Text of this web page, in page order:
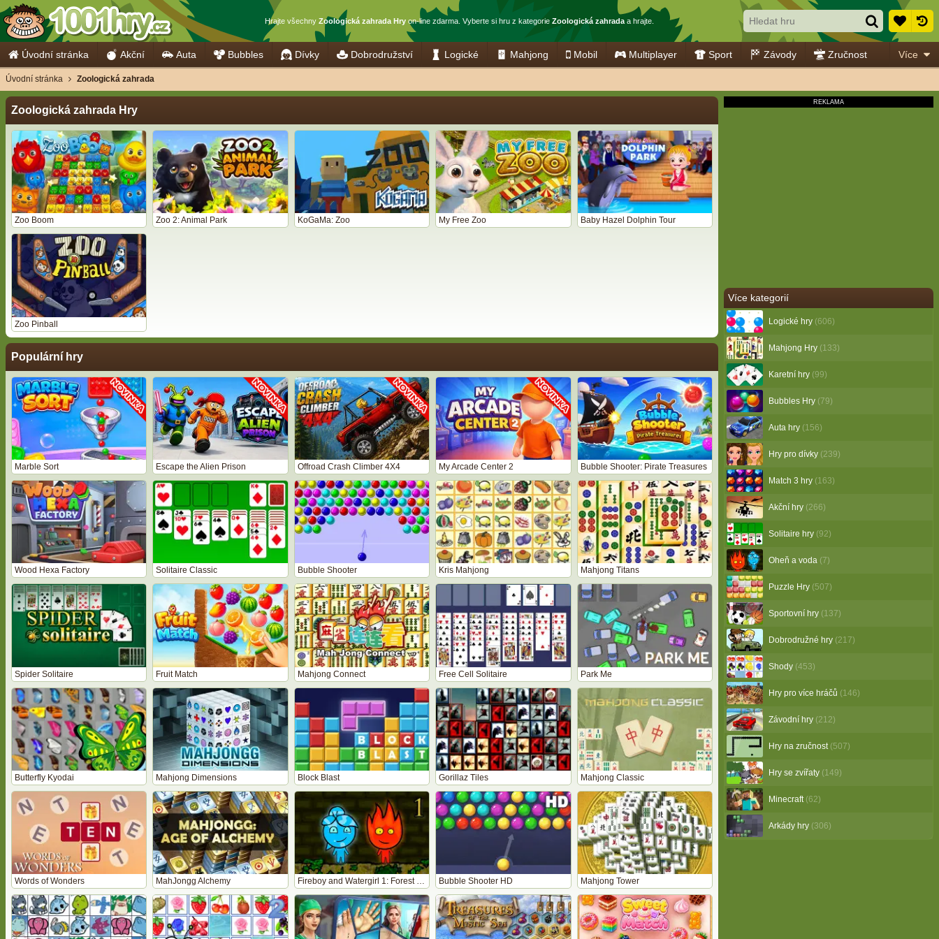
Hrajte všechny Zoologická zahrada Hryon-line zdarma. Vyberte si hru z kategorie Zoologická zahradaa hrajte.
Úvodní stránka Akční Auta Bubbles Dívky Dobrodružství Logické Mahjong Mobil Multiplayer Sport Závody Zručnost Více
Zoologická zahrada Hry
Zoo Boom Zoo 2: Animal Park KoGaMa: Zoo My Free Zoo Baby Hazel Dolphin Tour
Zoo Pinball
Populární hry
Marble Sort Escape the Alien Prison Offroad Crash Climber 4X4 My Arcade Center 2 Bubble Shooter: Pirate Treasures
Wood Hexa Factory Solitaire Classic Bubble Shooter Kris Mahjong Mahjong Titans
Spider Solitaire Fruit Match Mahjong Connect Free Cell Solitaire Park Me
Butterfly Kyodai Mahjong Dimensions Block Blast Gorillaz Tiles Mahjong Classic
Words of Wonders MahJongg Alchemy Fireboy and Watergirl 1: Forest Temple Bubble Shooter HD Mahjong Tower
Více kategorií
Logické hry (606)
Mahjong Hry (133)
Karetní hry (99)
Bubbles Hry (79)
Auta hry (156)
Hry pro dívky (239)
Match 3 hry (163)
Akční hry (266)
Solitaire hry (92)
Oheň a voda (7)
Puzzle Hry (507)
Sportovní hry (137)
Dobrodružné hry (217)
Shody (453)
Hry pro více hráčů (146)
Závodní hry (212)
Hry na zručnost (507)
Hry se zvířaty (149)
Minecraft (62)
Arkády hry (306)
Úvodní stránka Zoologická zahrada